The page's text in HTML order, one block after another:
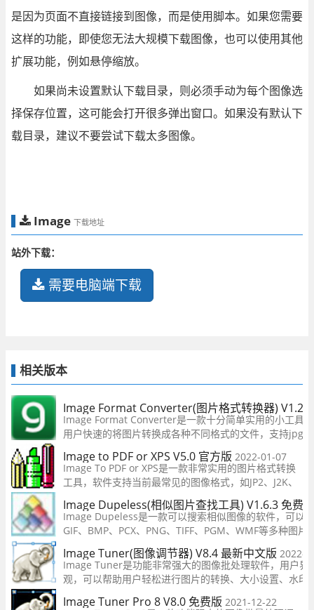
是因为页面不直接链接到图像，而是使用脚本。如果您需要
这样的功能，即使您无法大规模下载图像，也可以使用其他
扩展功能，例如悬停缩放。
如果尚未设置默认下载目录，则必须手动为每个图像选
择保存位置，这可能会打开很多弹出窗口。如果没有默认下
载目录，建议不要尝试下载太多图像。
Image 下载地址
站外下载：
需要电脑端下载
相关版本
Image Format Converter(图片格式转换器) V1.2
Image Format Converter是一款十分简单实用的小工具
用户快速的将图片转换成各种不同格式的文件，支持jpg
tiff、wmp、ico六款模式，而且还支持批量转换，有需要
吧！
Image to PDF or XPS V5.0 官方版 2022-01-07
Image To PDF or XPS是一款非常实用的图片格式转换
工具，软件支持当前最常见的图像格式，如JP2、J2K、
JPF、PNG、BMP、TIF、EMF和WMF等格式文件都支
持，软件支持一键批量操作，让你在这可以轻松转换到
自己想要的图片格式，有需要的用户快来下载吧！
Image Dupeless(相似图片查找工具) V1.6.3 免费
Image Dupeless是一款可以搜索相似图像的软件，可以支
GIF、BMP、PCX、PNG、TIFF、PGM、WMF等多种图片
户快速搜索出电脑中相似的照片，方便用户删除，释放电
电脑性能。
Image Tuner(图像调节器) V8.4 最新中文版 2022-
Image Tuner是功能非常强大的图像批处理软件，用户界
观，可以帮助用户轻松进行图片的转换、大小设置、水印
加、旋转、着色、锐利等操作，满足不同用户对图片处理
部需求。软件基于极其快速的图像处理引擎，几乎没有控
Image Tuner Pro 8 V8.0 免费版 2021-12-22